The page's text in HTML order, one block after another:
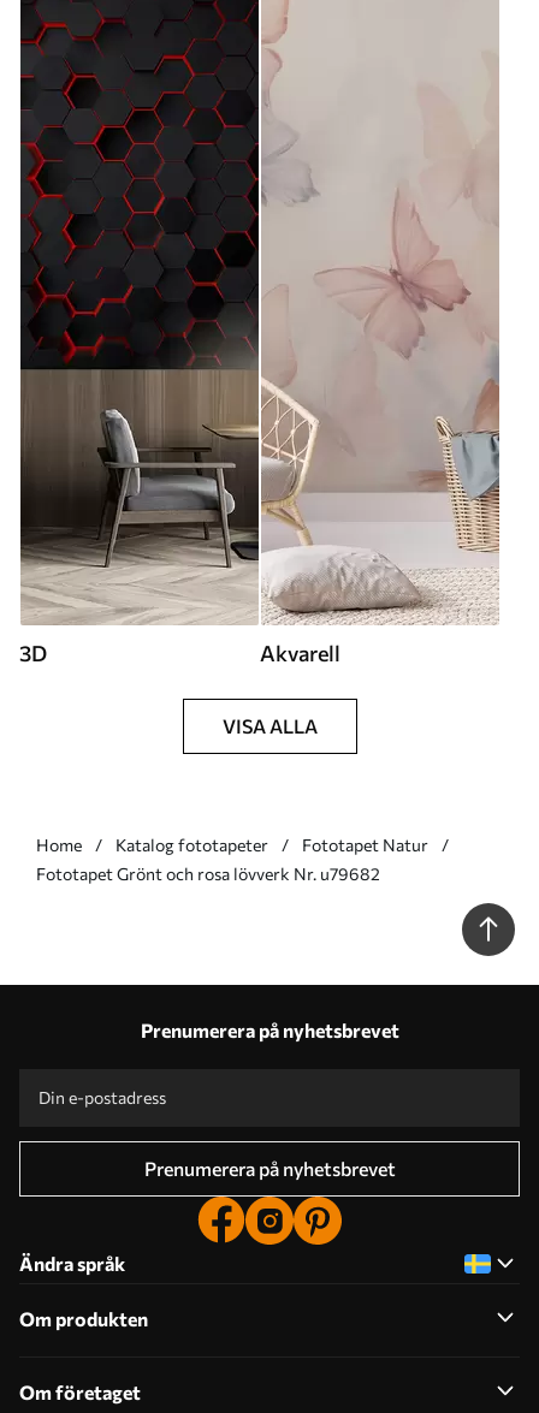
3D Akvarell
VISA ALLA
Home Katalog fototapeter
Fototapet Natur
Fototapet Grönt och rosa lövverk Nr. u79682
Prenumerera på nyhetsbrevet
Prenumerera på nyhetsbrevet
Ändra språk
Om produkten
Om företaget